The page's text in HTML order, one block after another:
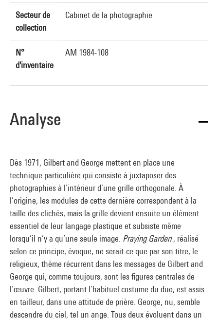
Secteur de
collection
Cabinet de la photographie
N°
d'inventaire
AM 1984-108
Analyse
Dès 1971, Gilbert and George mettent en place une
technique particulière qui consiste à juxtaposer des
photographies à l’intérieur d’une grille orthogonale. À
l’origine, les modules de cette dernière correspondent à la
taille des clichés, mais la grille devient ensuite un élément
essentiel de leur langage plastique et subsiste même
lorsqu’il n’y a qu’une seule image. Praying Garden, réalisé
selon ce principe, évoque, ne serait-ce que par son titre, le
religieux, thème récurrent dans les messages de Gilbert and
George qui, comme toujours, sont les figures centrales de
l’œuvre. Gilbert, portant l’habituel costume du duo, est assis
en tailleur, dans une attitude de prière. George, nu, semble
descendre du ciel, tel un ange. Tous deux évoluent dans un